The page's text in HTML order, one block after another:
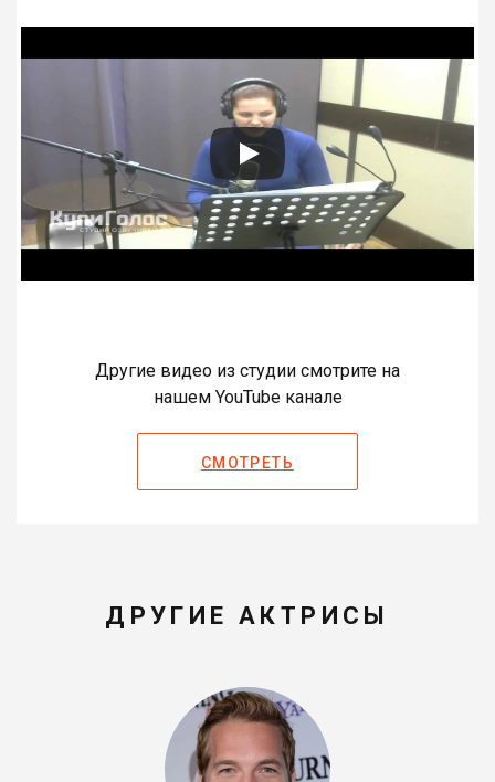
Другие видео из студии смотрите на
нашем YouTube канале
СМОТРЕТЬ
ДРУГИЕ АКТРИСЫ